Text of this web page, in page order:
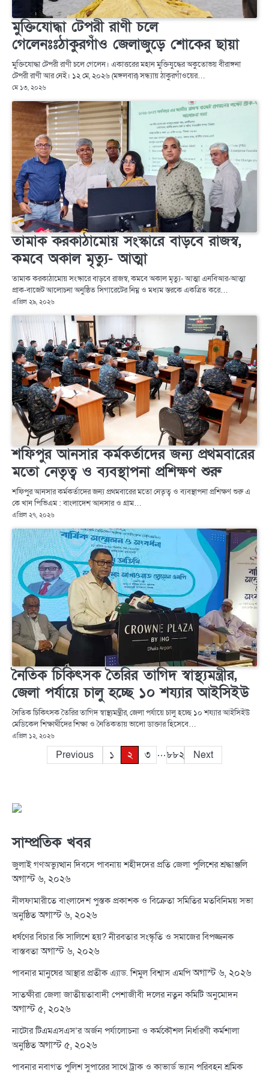
মুক্তিযোদ্ধা টেপরী রাণী চলে
গেলেনঃঃঠাকুরগাঁও জেলাজুড়ে শোকের ছায়া
মুক্তিযোদ্ধা টেপরী রাণী চলে গেলেন। একাত্তরের মহান মুক্তিযুদ্ধের অকুতোভয় বীরাঙ্গনা
টেপরী রাণী আর নেই। ১২ মে, ২০২৬ (মঙ্গলবার) সন্ধ্যায় ঠাকুরগাঁওয়ের…
মে ১৩, ২০২৬
তামাক করকাঠামোয় সংস্কারে বাড়বে রাজস্ব,
কমবে অকাল মৃত্যু- আত্মা
তামাক করকাঠামোয় সংস্কারে বাড়বে রাজস্ব, কমবে অকাল মৃত্যু- আত্মা এনবিআর-আত্মা
প্রাক-বাজেট আলোচনা অনুষ্ঠিত সিগারেটের নিম্ন ও মধ্যম স্তরকে একত্রিত করে…
এপ্রিল ২৯, ২০২৬
শফিপুর আনসার কর্মকর্তাদের জন্য প্রথমবারের
মতো নেতৃত্ব ও ব্যবস্থাপনা প্রশিক্ষণ শুরু
শফিপুর আনসার কর্মকর্তাদের জন্য প্রথমবারের মতো নেতৃত্ব ও ব্যবস্থাপনা প্রশিক্ষণ শুরু এ
কে খান পিভিএম : বাংলাদেশ আনসার ও গ্রাম…
এপ্রিল ২৭, ২০২৬
নৈতিক চিকিৎসক তৈরির তাগিদ স্বাস্থ্যমন্ত্রীর,
জেলা পর্যায়ে চালু হচ্ছে ১০ শয্যার আইসিইউ
নৈতিক চিকিৎসক তৈরির তাগিদ স্বাস্থ্যমন্ত্রীর, জেলা পর্যায়ে চালু হচ্ছে ১০ শয্যার আইসিইউ
মেডিকেল শিক্ষার্থীদের শিক্ষা ও নৈতিকতায় ভালো ডাক্তার হিসেবে…
এপ্রিল ১২, ২০২৬
Previous ১ ২ ৩ …৮৮২ Next
সাম্প্রতিক খবর
জুলাই গণঅভ্যুত্থান দিবসে পাবনায় শহীদদের প্রতি জেলা পুলিশের শ্রদ্ধাঞ্জলি
অগাস্ট ৬, ২০২৬
নীলফামারীতে বাংলাদেশ পুস্তক প্রকাশক ও বিক্রেতা সমিতির মতবিনিময় সভা
অনুষ্ঠিত অগাস্ট ৬, ২০২৬
ধর্ষণের বিচার কি সালিশে হয়? নীরবতার সংস্কৃতি ও সমাজের বিপজ্জনক
বাস্তবতা অগাস্ট ৬, ২০২৬
পাবনার মানুষের আস্থার প্রতীক এ্যাড. শিমুল বিশ্বাস এমপি অগাস্ট ৬, ২০২৬
সাতক্ষীরা জেলা জাতীয়তাবাদী পেশাজীবী দলের নতুন কমিটি অনুমোদন
অগাস্ট ৫, ২০২৬
নাটোর টিএমএসএস’র অর্জন পর্যালোচনা ও কর্মকৌশল নির্ধারণী কর্মশালা
অনুষ্ঠিত অগাস্ট ৫, ২০২৬
পাবনার নবাগত পুলিশ সুপারের সাথে ট্রাক ও কাভার্ড ভ্যান পরিবহন শ্রমিক